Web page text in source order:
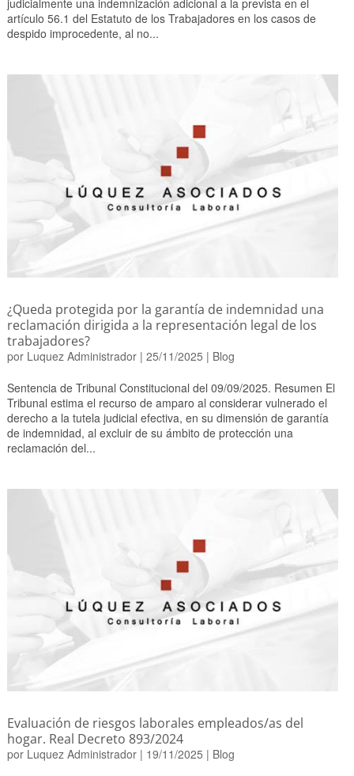
judicialmente una indemnización adicional a la prevista en el
artículo 56.1 del Estatuto de los Trabajadores en los casos de
despido improcedente, al no...
¿Queda protegida por la garantía de indemnidad una
reclamación dirigida a la representación legal de los
trabajadores?
por Luquez Administrador| 25/11/2025 | Blog
Sentencia de Tribunal Constitucional del 09/09/2025. Resumen El
Tribunal estima el recurso de amparo al considerar vulnerado el
derecho a la tutela judicial efectiva, en su dimensión de garantía
de indemnidad, al excluir de su ámbito de protección una
reclamación del...
Evaluación de riesgos laborales empleados/as del
hogar. Real Decreto 893/2024
por Luquez Administrador| 19/11/2025 | Blog